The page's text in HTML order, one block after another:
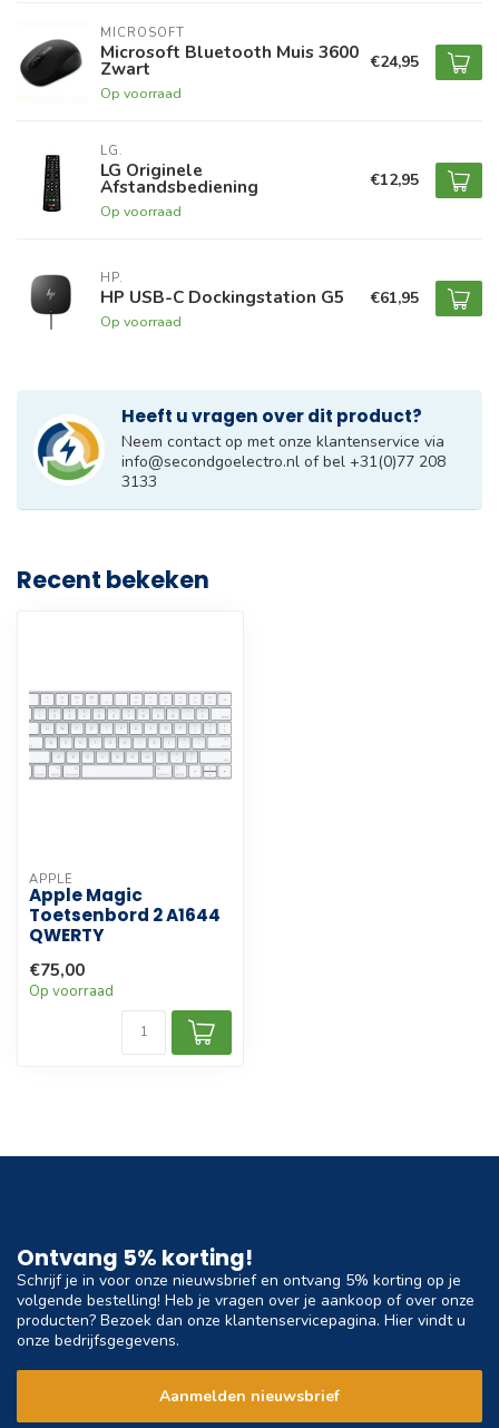
MICROSOFT
Microsoft Bluetooth Muis 3600
Zwart
Op voorraad
€24,95
LG.
LG Originele
Afstandsbediening
Op voorraad
€12,95
HP.
HP USB-C Dockingstation G5
Op voorraad
€61,95
Heeft u vragen over dit product?
Neem contact op met onze klantenservice via
info@secondgoelectro.nl of bel +31(0)77 208
3133
Recent bekeken
APPLE
Apple Magic
Toetsenbord 2 A1644
QWERTY
€75,00
Op voorraad
Ontvang 5% korting!
Schrijf je in voor onze nieuwsbrief en ontvang 5% korting op je
volgende bestelling! Heb je vragen over je aankoop of over onze
producten? Bezoek dan onze klantenservicepagina. Hier vindt u
onze bedrijfsgegevens.
Aanmelden nieuwsbrief